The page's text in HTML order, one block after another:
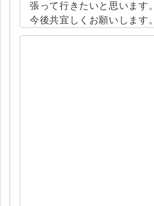
張って行きたいと思います。
今後共宜しくお願いします。